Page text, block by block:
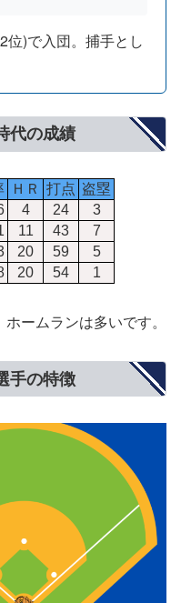
位)で入団。捕手とし
代の成績
ＨＲ 打点 盗塁
4 24
3
11 43
7
20 59
5
20 54 1
ームランは多いです。
手の特徴